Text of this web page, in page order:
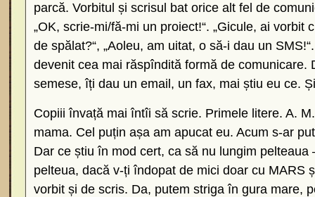
parcă. Vorbitul și scrisul bat orice alt fel de
„OK, scrie-mi/fă-mi un proiect!“. „Gicule, ai vorbit
de spălat?“, „Aoleu, am uitat, o să-i dau un
devenit cea mai răspîndită formă de comunicare.
semese, îți dau un email, un fax, mai știu eu ce.
Copiii învață mai întîi să scrie. Primele litere. A.
mama. Cel puțin așa am apucat eu. Acum s-ar
Dar ce știu în mod cert, ca să nu lungim pelteaua
pelteua, dacă v-ți îndopat de mici doar cu MARS
vorbit și de scris. Da, putem striga în gura mare,